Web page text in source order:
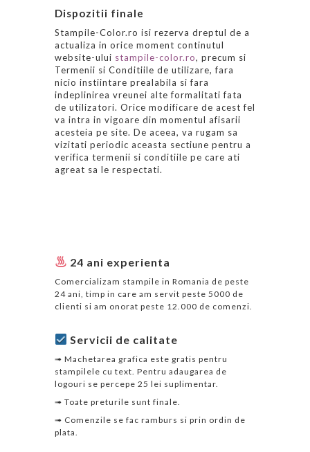
Dispozitii finale
Stampile-Color.ro isi rezerva dreptul de a
actualiza in orice moment continutul
website-ului stampile-color.ro, precum si
Termenii si Conditiile de utilizare, fara
nicio instiintare prealabila si fara
indeplinirea vreunei alte formalitati fata
de utilizatori. Orice modificare de acest fel
va intra in vigoare din momentul afisarii
acesteia pe site. De aceea, va rugam sa
vizitati periodic aceasta sectiune pentru a
verifica termenii si conditiile pe care ati
agreat sa le respectati.
24 ani experienta
Comercializam stampile in Romania de peste
24 ani, timp in care am servit peste 5000 de
clienti si am onorat peste 12.000 de comenzi.
Servicii de calitate
➟ Machetarea grafica este gratis pentru
stampilele cu text. Pentru adaugarea de
logouri se percepe 25 lei suplimentar.
➟ Toate preturile sunt finale.
➟ Comenzile se fac ramburs si prin ordin de
plata.